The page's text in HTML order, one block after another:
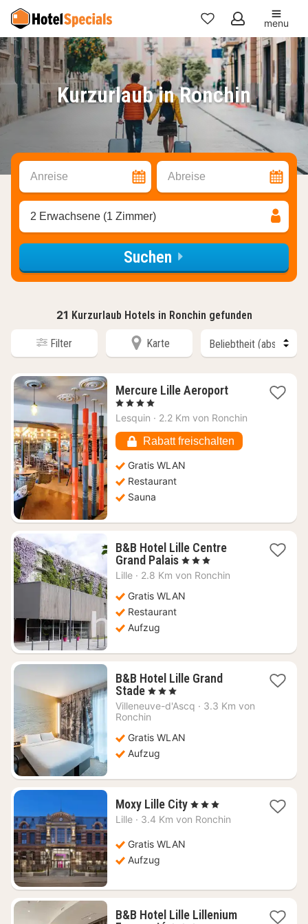
Meine
Favoriten
menu
Kurzurlaub in Ronchin
Anreise Abreise
2 Erwachsene (1 Zimmer)
Suchen
21 Kurzurlaub Hotels in Ronchin gefunden
Filter Karte
Mercure Lille Aeroport1
ab
€
, 4 Sterne
Lesquin · 2.2 Km von Ronchin
Rabatt freischalten
Gratis WLAN
Restaurant
Sauna
B&B Hotel Lille Centre
Grand Palais1
Nacht
52,73
, 3 Sterne
Lille · 2.8 Km von Ronchin
Gratis WLAN
Restaurant
Aufzug
B&B Hotel Lille Grand
Stade1
Nacht
ab
€
, 3 Sterne
Villeneuve-d'Ascq · 3.3 Km von
Ronchin
Gratis WLAN
Aufzug
Moxy Lille City1
Nacht
, 3 Sterne
Lille · 3.4 Km von Ronchin
Gratis WLAN
Aufzug
B&B Hotel Lille Lillenium